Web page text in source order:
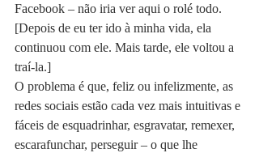
Facebook – não iria ver aqui o rolé todo.
[Depois de eu ter ido à minha vida, ela
continuou com ele. Mais tarde, ele voltou a
traí-la.]
O problema é que, feliz ou infelizmente, as
redes sociais estão cada vez mais intuitivas e
fáceis de esquadrinhar, esgravatar, remexer,
escarafunchar, perseguir – o que lhe